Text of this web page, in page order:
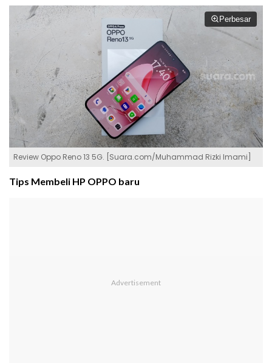
Perbesar
Review Oppo Reno 13 5G. [Suara.com/Muhammad Rizki Imami]
Tips Membeli HP OPPO baru